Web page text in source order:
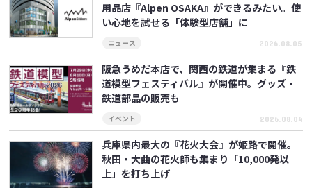
用品店『Alpen OSAKA』ができるみたい。使
い心地を試せる「体験型店舗」に
ニュース 2026.08.05
阪急うめだ本店で、関西の鉄道が集まる『鉄
道模型フェスティバル』が開催中。グッズ・
鉄道部品の販売も
イベント 2026.08.04
兵庫県内最大の『花火大会』が姫路で開催。
秋田・大曲の花火師も集まり「10,000発以
上」を打ち上げ